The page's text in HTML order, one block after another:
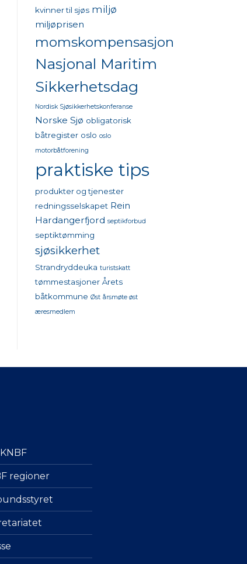
kvinner til sjøs miljø
miljøprisen
momskompensasjon
Nasjonal Maritim
Sikkerhetsdag
Nordisk Sjøsikkerhetskonferanse
Norske Sjø obligatorisk
båtregister oslo oslo
motorbåtforening
praktiske tips
produkter og tjenester
redningsselskapet Rein
Hardangerfjord septikforbud
septiktømming
sjøsikkerhet
Strandryddeuka turistskatt
tømmestasjoner Årets
båtkommune Øst årsmøte øst
æresmedlem
regioner